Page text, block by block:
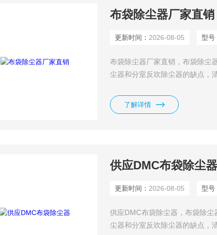
布袋除尘器厂家直销
更新时间： 2026-08-05 型号
布袋除尘器厂家直销，布袋除尘
尘器和分室反吹除尘器的缺点，
了解详情
供应DMC布袋除尘
更新时间： 2026-08-05 型号
供应DMC布袋除尘器，布袋除
尘器和分室反吹除尘器的缺点，